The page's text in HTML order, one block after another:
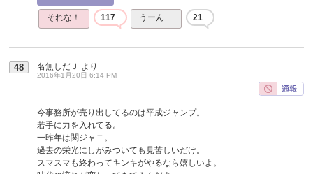
それな！ 117 うーん… 21
48 名無しだＪ より
2016年1月20日 6:14 PM
今事務所が売り出してるのは平成ジャンプ。
若手に力を入れてる。
一昨年は関ジャニ。
過去の栄光にしがみついても見苦しいだけ。
スマスマも終わってキンキがやるなら嬉しいよ。